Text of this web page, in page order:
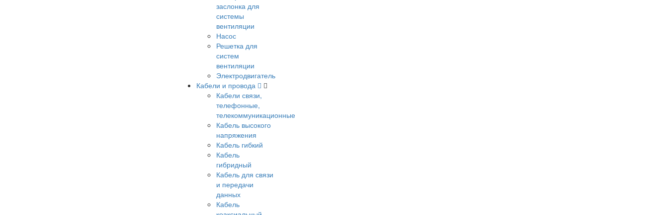
заслонка для
системы
вентиляции
Насос
Решетка для
систем
вентиляции
Электродвигатель
Кабели и провода
Кабели связи,
телефонные,
телекоммуникационные
Кабель высокого
напряжения
Кабель гибкий
Кабель
гибридный
Кабель для связи
и передачи
данных
Кабель